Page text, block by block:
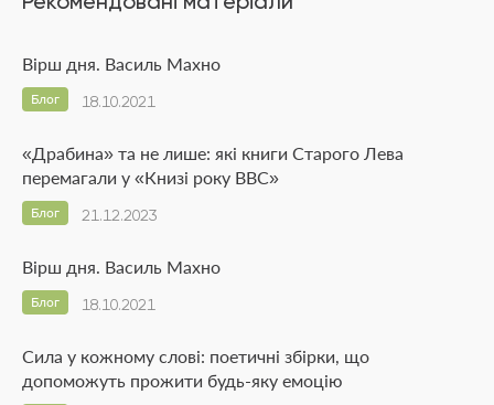
Вірш дня. Василь Махно
18.10.2021
Блог
«Драбина» та не лише: які книги Старого Лева
перемагали у «Книзі року BBC»
21.12.2023
Блог
Вірш дня. Василь Махно
18.10.2021
Блог
Сила у кожному слові: поетичні збірки, що
допоможуть прожити будь-яку емоцію